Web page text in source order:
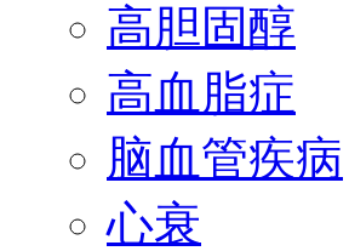
高胆固醇
高血脂症
脑血管疾病
心衰